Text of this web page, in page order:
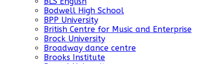
Bodwell High School
BPP University
British Centre for Music and Enterprise
Brock University
Broadway dance centre
Brooks Institute